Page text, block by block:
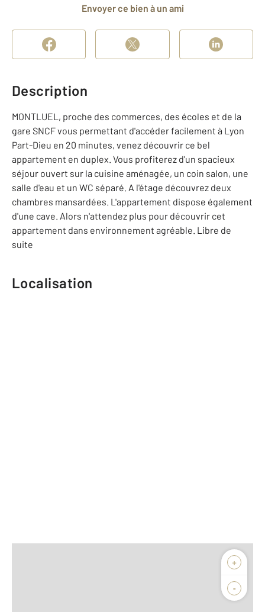
Envoyer ce bien à un ami
Description
MONTLUEL, proche des commerces, des écoles et de la
gare SNCF vous permettant d'accéder facilement à Lyon
Part-Dieu en 20 minutes, venez découvrir ce bel
appartement en duplex. Vous profiterez d'un spacieux
séjour ouvert sur la cuisine aménagée, un coin salon, une
salle d'eau et un WC séparé. A l'étage découvrez deux
chambres mansardées. L'appartement dispose également
d'une cave. Alors n'attendez plus pour découvrir cet
appartement dans environnement agréable. Libre de
suite
Localisation
+
-